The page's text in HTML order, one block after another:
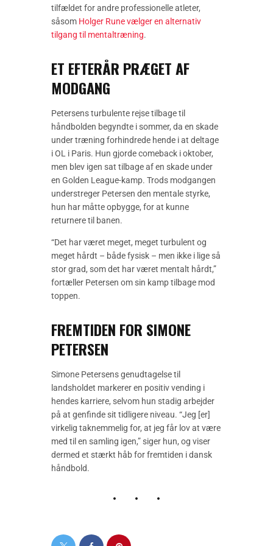
tilfældet for andre professionelle atleter,
såsom Holger Rune vælger en alternativ
tilgang til mentaltræning.
ET EFTERÅR PRÆGET AF
MODGANG
Petersens turbulente rejse tilbage til
håndbolden begyndte i sommer, da en skade
under træning forhindrede hende i at deltage
i OL i Paris. Hun gjorde comeback i oktober,
men blev igen sat tilbage af en skade under
en Golden League-kamp. Trods modgangen
understreger Petersen den mentale styrke,
hun har måtte opbygge, for at kunne
returnere til banen.
“Det har været meget, meget turbulent og
meget hårdt – både fysisk – men ikke i lige så
stor grad, som det har været mentalt hårdt,”
fortæller Petersen om sin kamp tilbage mod
toppen.
FREMTIDEN FOR SIMONE
PETERSEN
Simone Petersens genudtagelse til
landsholdet markerer en positiv vending i
hendes karriere, selvom hun stadig arbejder
på at genfinde sit tidligere niveau. “Jeg [er]
virkelig taknemmelig for, at jeg får lov at være
med til en samling igen,” siger hun, og viser
dermed et stærkt håb for fremtiden i dansk
håndbold.